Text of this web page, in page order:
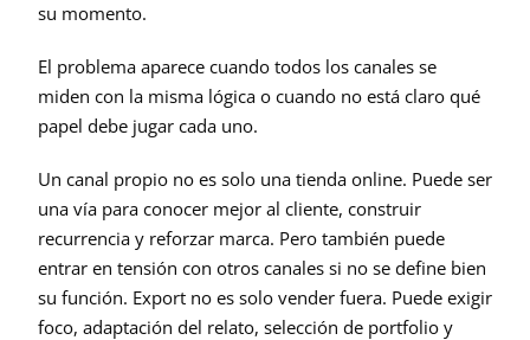
su momento.
El problema aparece cuando todos los canales se
miden con la misma lógica o cuando no está claro qué
papel debe jugar cada uno.
Un canal propio no es solo una tienda online. Puede ser
una vía para conocer mejor al cliente, construir
recurrencia y reforzar marca. Pero también puede
entrar en tensión con otros canales si no se define bien
su función. Export no es solo vender fuera. Puede exigir
foco, adaptación del relato, selección de portfolio y